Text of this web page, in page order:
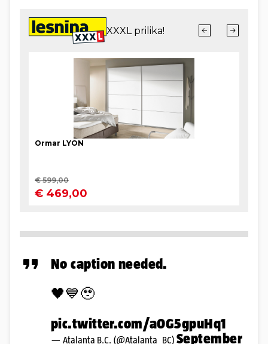
No caption needed.
🖤💙🥹
pic.twitter.com/a0G5gpuHq1
— Atalanta B.C. (@Atalanta_BC) September